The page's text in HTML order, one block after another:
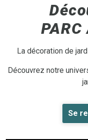
PARC
La décoration de
Découvrez notre
Se